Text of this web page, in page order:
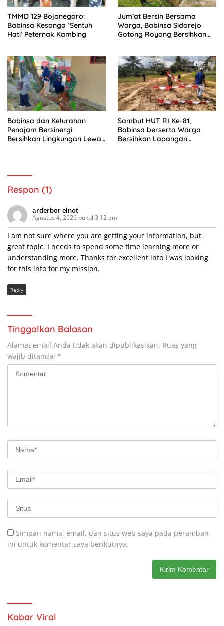
TMMD 129 Bojonegoro:
Babinsa Kesongo ‘Sentuh
Hati’ Peternak Kambing
Jum’at Bersih Bersama
Warga, Babinsa Sidorejo
Gotong Royong Bersihkan
Babinsa dan Kelurahan
Penajam Bersinergi
Bersihkan Lingkungan Lewat
Sambut HUT RI Ke-81,
Babinsa berserta Warga
Bersihkan Lapangan
Respon (1)
arderbor elnot
Agustus 4, 2026 pukul 3:12 am
I am not sure where you are getting your information, but
great topic. I needs to spend some time learning more or
understanding more. Thanks for excellent info I was looking
for this info for my mission.
Reply
Tinggalkan Balasan
Alamat email Anda tidak akan dipublikasikan. Ruas yang
wajib ditandai *
Simpan nama, email, dan situs web saya pada peramban
ini untuk komentar saya berikutnya.
Kabar Viral